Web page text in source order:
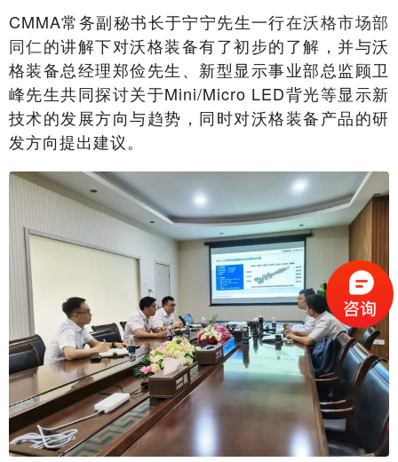
CMMA常务副秘书长于宁宁先生一行在沃格市场部
同仁的讲解下对沃格装备有了初步的了解，并与沃
格装备总经理郑俭先生、新型显示事业部总监顾卫
峰先生共同探讨关于Mini/Micro LED背光等显示新
技术的发展方向与趋势，同时对沃格装备产品的研
发方向提出建议。